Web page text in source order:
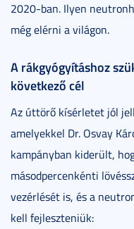
2020-ban. Ilyen
még elérni a világon.
A rákgyógyításhoz
következő cél
Az úttörő kísérletet jól
amelyekkel Dr. Osvay
kampányban kiderült,
másodpercenkénti
vezérlését is, és a
kell fejleszteniük: